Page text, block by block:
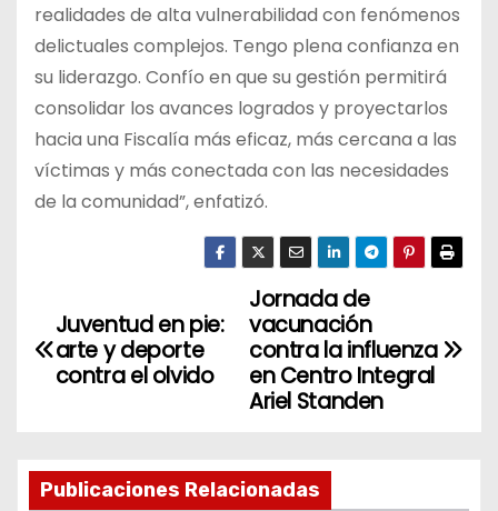
realidades de alta vulnerabilidad con fenómenos
delictuales complejos. Tengo plena confianza en
su liderazgo. Confío en que su gestión permitirá
consolidar los avances logrados y proyectarlos
hacia una Fiscalía más eficaz, más cercana a las
víctimas y más conectada con las necesidades
de la comunidad”, enfatizó.
a
g
Jornada de
vacunación
contra la influenza
en Centro Integral
Ariel Standen
Juventud en pie:
arte y deporte
contra el olvido
Publicaciones Relacionadas